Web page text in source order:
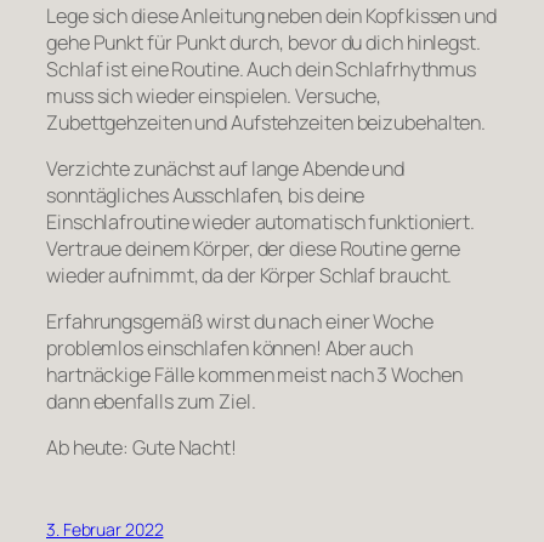
Lege sich diese Anleitung neben dein Kopfkissen und
gehe Punkt für Punkt durch, bevor du dich hinlegst.
Schlaf ist eine Routine. Auch dein Schlafrhythmus
muss sich wieder einspielen. Versuche,
Zubettgehzeiten und Aufstehzeiten beizubehalten.
Verzichte zunächst auf lange Abende und
sonntägliches Ausschlafen, bis deine
Einschlafroutine wieder automatisch funktioniert.
Vertraue deinem Körper, der diese Routine gerne
wieder aufnimmt, da der Körper Schlaf braucht.
Erfahrungsgemäß wirst du nach einer Woche
problemlos einschlafen können! Aber auch
hartnäckige Fälle kommen meist nach 3 Wochen
dann ebenfalls zum Ziel.
Ab heute: Gute Nacht!
3. Februar 2022